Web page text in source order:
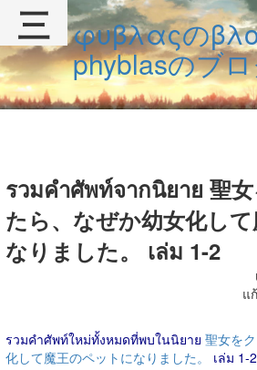
φυβλαςの
phyblasのブ
รวมคำศัพท์จากนิยาย 聖
たら、なぜか幼女化し
なりました。 เล่ม 1-2
แ
รวมคำศัพท์ใหม่ทั้งหมดที่พบในนิยาย 聖女を
化して魔王のペットになりました。
เล่ม 1-2
三